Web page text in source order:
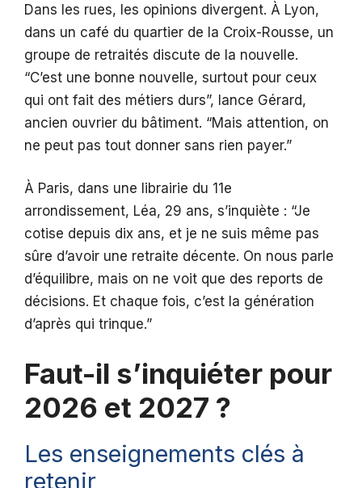
Dans les rues, les opinions divergent. À Lyon,
dans un café du quartier de la Croix-Rousse, un
groupe de retraités discute de la nouvelle.
“C’est une bonne nouvelle, surtout pour ceux
qui ont fait des métiers durs”, lance Gérard,
ancien ouvrier du bâtiment. “Mais attention, on
ne peut pas tout donner sans rien payer.”
À Paris, dans une librairie du 11e
arrondissement, Léa, 29 ans, s’inquiète : “Je
cotise depuis dix ans, et je ne suis même pas
sûre d’avoir une retraite décente. On nous parle
d’équilibre, mais on ne voit que des reports de
décisions. Et chaque fois, c’est la génération
d’après qui trinque.”
Faut-il s’inquiéter pour
2026 et 2027 ?
Les enseignements clés à
retenir